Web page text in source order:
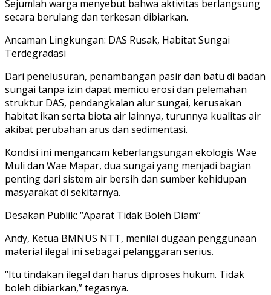
Sejumlah warga menyebut bahwa aktivitas berlangsung
secara berulang dan terkesan dibiarkan.
Ancaman Lingkungan: DAS Rusak, Habitat Sungai
Terdegradasi
Dari penelusuran, penambangan pasir dan batu di badan
sungai tanpa izin dapat memicu erosi dan pelemahan
struktur DAS, pendangkalan alur sungai, kerusakan
habitat ikan serta biota air lainnya, turunnya kualitas air
akibat perubahan arus dan sedimentasi.
Kondisi ini mengancam keberlangsungan ekologis Wae
Muli dan Wae Mapar, dua sungai yang menjadi bagian
penting dari sistem air bersih dan sumber kehidupan
masyarakat di sekitarnya.
Desakan Publik: “Aparat Tidak Boleh Diam”
Andy, Ketua BMNUS NTT, menilai dugaan penggunaan
material ilegal ini sebagai pelanggaran serius.
“Itu tindakan ilegal dan harus diproses hukum. Tidak
boleh dibiarkan,” tegasnya.